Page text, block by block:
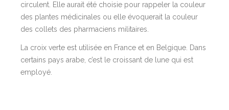
circulent. Elle aurait été choisie pour rappeler la couleur
des plantes médicinales ou elle évoquerait la couleur
des collets des pharmaciens militaires.
La croix verte est utilisée en France et en Belgique. Dans
certains pays arabe, c’est le croissant de lune qui est
employé.